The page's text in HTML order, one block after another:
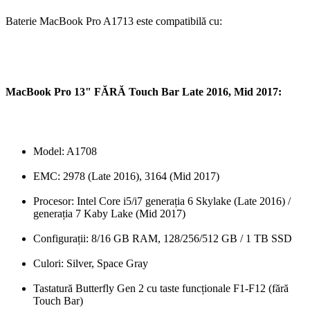
Baterie MacBook Pro A1713 este compatibilă cu:
MacBook Pro 13" FĂRĂ Touch Bar Late 2016, Mid 2017:
Model: A1708
EMC: 2978 (Late 2016), 3164 (Mid 2017)
Procesor: Intel Core i5/i7 generația 6 Skylake (Late 2016) /
generația 7 Kaby Lake (Mid 2017)
Configurații: 8/16 GB RAM, 128/256/512 GB / 1 TB SSD
Culori: Silver, Space Gray
Tastatură Butterfly Gen 2 cu taste funcționale F1-F12 (fără
Touch Bar)